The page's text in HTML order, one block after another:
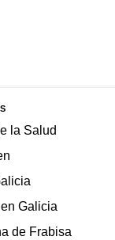
la Salud
Galicia
de Frabisa